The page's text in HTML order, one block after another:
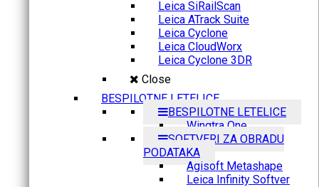
Leica SiRailScan
Leica ATrack Suite
Leica Cyclone
Leica CloudWorx
Leica Cyclone 3DR
Close
BESPILOTNE LETELICE
BESPILOTNE LETELICE
Wingtra One
SOFTVERI ZA OBRADU
PODATAKA
Agisoft Metashape
Leica Infinity Softver